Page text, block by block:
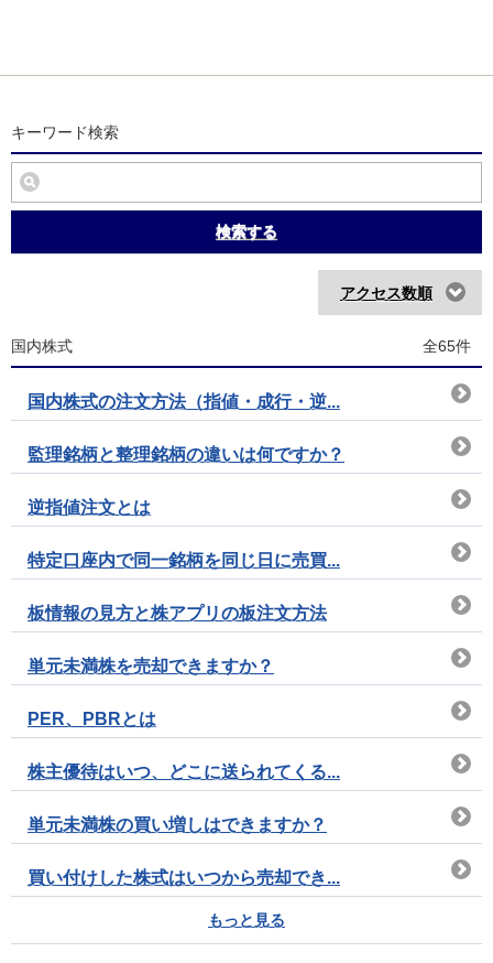
キーワード検索
検索する
アクセス数順
国内株式 全65件
国内株式の注文方法（指値・成行・逆...
監理銘柄と整理銘柄の違いは何ですか？
逆指値注文とは
特定口座内で同一銘柄を同じ日に売買...
板情報の見方と株アプリの板注文方法
単元未満株を売却できますか？
PER、PBRとは
株主優待はいつ、どこに送られてくる...
単元未満株の買い増しはできますか？
買い付けした株式はいつから売却でき...
もっと見る